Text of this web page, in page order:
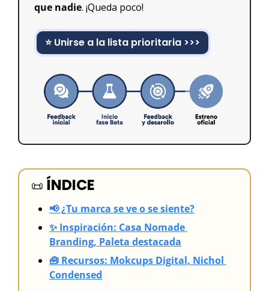
que nadie. ¡Queda poco!
⭐ Unirse a la lista prioritaria >>>
📜 ÍNDICE
📢 ¿Tu marca se ve o se siente?
✨ Inspiración: Casa Nomade
Branding, Paleta destacada
🧰 Recursos: Mokcups Digital, Nichol
Condensed